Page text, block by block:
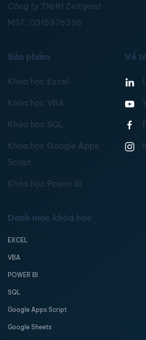
Công ty TNHH Zeitgeist
MST: 0315976395
Sản phẩm
Khóa học Excel
Khóa học VBA
Khóa học SQL
Khóa học Google Apps
Script
Khóa học Power BI
Về
Danh mục khóa học
EXCEL
VBA
POWER BI
SQL
Google Apps Script
Google Sheets